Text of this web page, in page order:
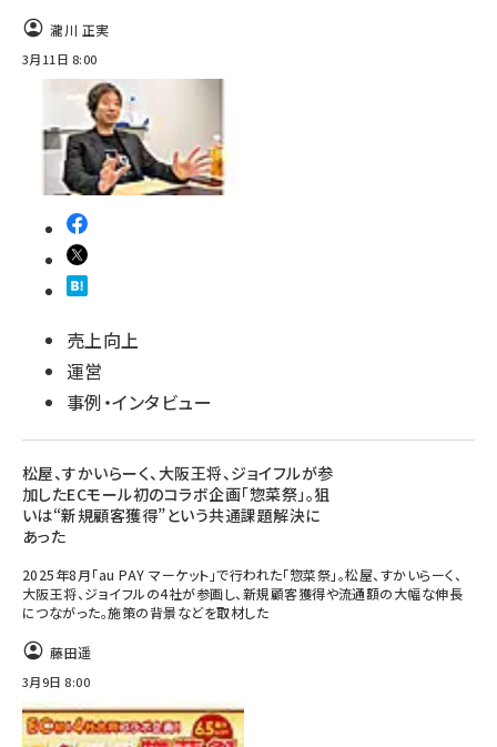
瀧川 正実
3月11日 8:00
売上向上
運営
事例・インタビュー
松屋、すかいらーく、大阪王将、ジョイフルが参
加したECモール初のコラボ企画「惣菜祭」。狙
いは“新規顧客獲得”という共通課題解決に
あった
2025年8月「au PAY マーケット」で行われた「惣菜祭」。松屋、すかいらーく、
大阪王将、ジョイフルの4社が参画し、新規顧客獲得や流通額の大幅な伸長
につながった。施策の背景などを取材した
藤田遥
3月9日 8:00